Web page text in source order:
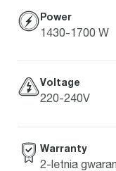
Power
1430-1700 W
Voltage
220-240V
Warranty
2-letnia